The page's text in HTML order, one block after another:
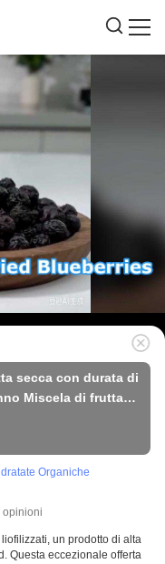
secca con durata di
Miscela di frutta
alimentare
Organiche
opinioni
un prodotto di alta
Questa eccezionale offerta